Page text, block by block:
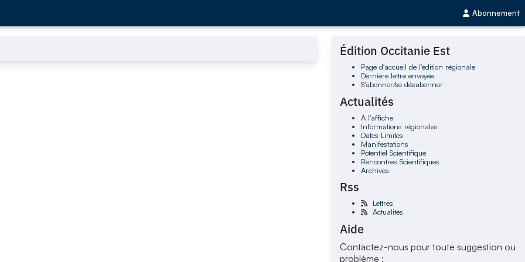
Abonnement
Édition Occitanie Est
Page d'accueil de l'édition régionale
Dernière lettre envoyée
S'abonner/se désabonner
Actualités
À l'affiche
Informations régionales
Dates Limites
Manifestations
Potentiel Scientifique
Rencontres Scientifiques
Archives
Rss
Lettres
Actualités
Aide
Contactez-nous pour toute suggestion ou
problème :